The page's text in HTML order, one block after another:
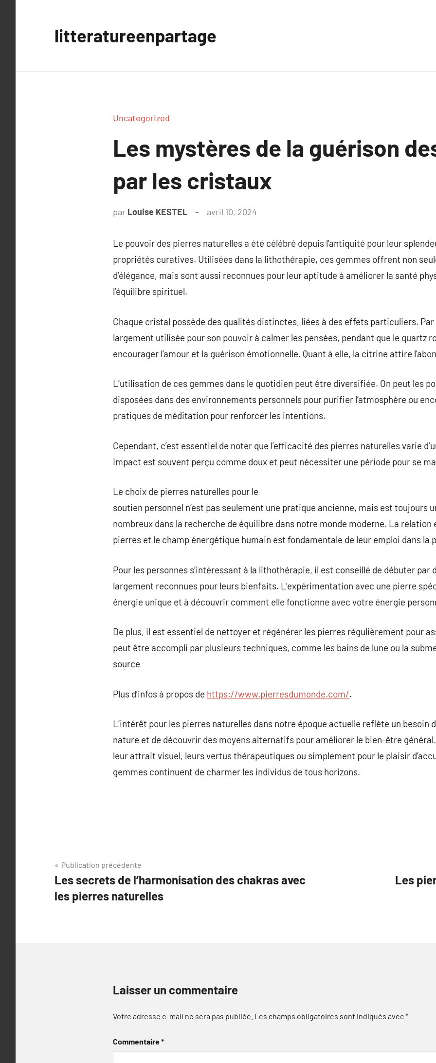
litteratureenpartage
Uncategorized
Les mystères de la guérison
par les cristaux
par Louise KESTEL avril 10, 2024
Le pouvoir des pierres naturelles a été célébré depuis l’antiquité pour leur
propriétés curatives. Utilisées dans la lithothérapie, ces gemmes offrent non
d’élégance, mais sont aussi reconnues pour leur aptitude à améliorer la santé
l’équilibre spirituel.
Chaque cristal possède des qualités distinctes, liées à des effets particuliers. Par
largement utilisée pour son pouvoir à calmer les pensées, pendant que le quartz
encourager l’amour et la guérison émotionnelle. Quant à elle, la citrine attire
L’utilisation de ces gemmes dans le quotidien peut être diversifiée. On peut les
disposées dans des environnements personnels pour purifier l’atmosphère ou
pratiques de méditation pour renforcer les intentions.
Cependant, c’est essentiel de noter que l’efficacité des pierres naturelles varie
impact est souvent perçu comme doux et peut nécessiter une période pour se
Le choix de pierres naturelles pour le
soutien personnel n’est pas seulement une pratique ancienne, mais est toujours
nombreux dans la recherche de équilibre dans notre monde moderne. La relation
pierres et le champ énergétique humain est fondamentale de leur emploi dans la
Pour les personnes s’intéressant à la lithothérapie, il est conseillé de débuter par
largement reconnues pour leurs bienfaits. L’expérimentation avec une pierre
énergie unique et à découvrir comment elle fonctionne avec votre énergie
De plus, il est essentiel de nettoyer et régénérer les pierres régulièrement pour
peut être accompli par plusieurs techniques, comme les bains de lune ou la
source
Plus d’infos à propos de https://www.pierresdumonde.com/.
L’intérêt pour les pierres naturelles dans notre époque actuelle reflète un besoin
nature et de découvrir des moyens alternatifs pour améliorer le bien-être
leur attrait visuel, leurs vertus thérapeutiques ou simplement pour le plaisir
gemmes continuent de charmer les individus de tous horizons.
Navigation
de
l’article
Publication précédente
Les secrets de l’harmonisation des chakras avec
les pierres naturelles
Les
Laisser un commentaire
Votre adresse e-mail ne sera pas publiée. Les champs obligatoires sont indiqués avec*
Commentaire*